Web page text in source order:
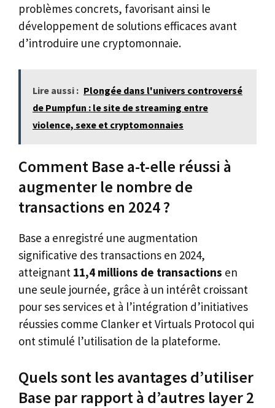
problèmes concrets, favorisant ainsi le
développement de solutions efficaces avant
d’introduire une cryptomonnaie.
Lire aussi : Plongée dans l'univers controversé
de Pumpfun : le site de streaming entre
violence, sexe et cryptomonnaies
Comment Base a-t-elle réussi à
augmenter le nombre de
transactions en 2024 ?
Base a enregistré une augmentation
significative des transactions en 2024,
atteignant 11,4 millions de transactions en
une seule journée, grâce à un intérêt croissant
pour ses services et à l’intégration d’initiatives
réussies comme Clanker et Virtuals Protocol qui
ont stimulé l’utilisation de la plateforme.
Quels sont les avantages d’utiliser
Base par rapport à d’autres layer 2